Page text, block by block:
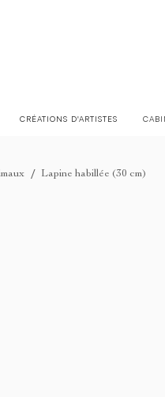
CRÉATIONS D'ARTISTES
/ Lapine habillée (30 cm)